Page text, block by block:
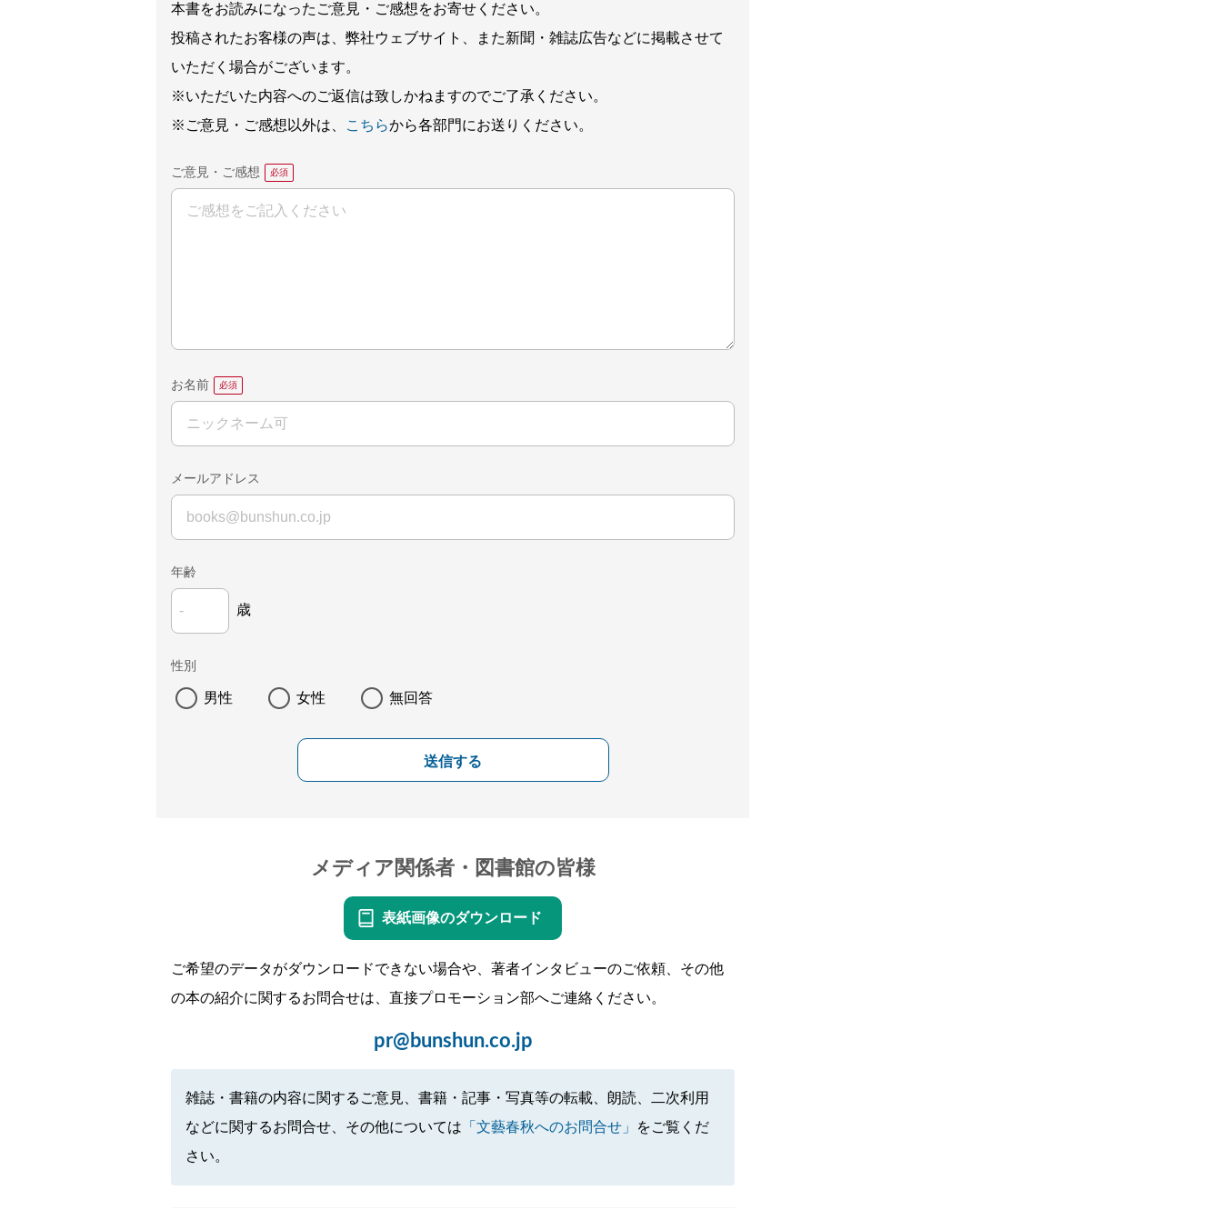
本書をお読みになったご意見・ご感想をお寄せください。
投稿されたお客様の声は、弊社ウェブサイト、また新聞・雑誌広告などに掲載させて
いただく場合がございます。
※いただいた内容へのご返信は致しかねますのでご了承ください。
※ご意見・ご感想以外は、
こちらから各部門にお送りください。
ご意見・ご感想
お名前
メールアドレス
年齢
歳
性別
男性 女性 無回答
送信する
メディア関係者・図書館の皆様
表紙画像のダウンロード
ご希望のデータがダウンロードできない場合や、著者インタビューのご依頼、その他
の本の紹介に関するお問合せは、直接プロモーション部へご連絡ください。
pr@bunshun.co.jp
雑誌・書籍の内容に関するご意見、書籍・記事・写真等の転載、朗読、二次利用
などに関するお問合せ、その他については 「文藝春秋へのお問合せ」
をご覧くだ
さい。